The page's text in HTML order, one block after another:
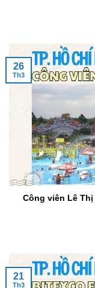
Công viên Lê
26
Th3
21
Th3